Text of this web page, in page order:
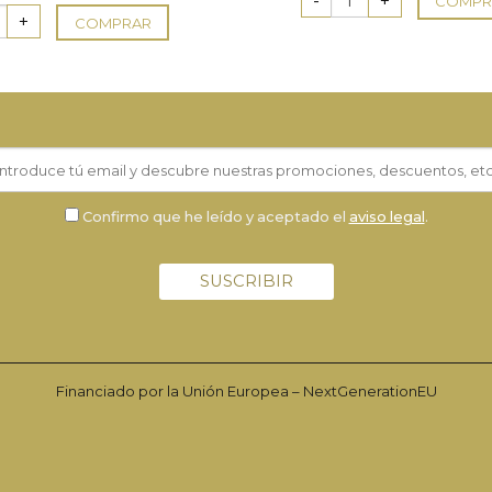
era:
5,50 €.
es:
4,95 €.
COMPRAR
Confirmo que he leído y aceptado el aviso legal.
Financiado por la Unión Europea – NextGenerationEU